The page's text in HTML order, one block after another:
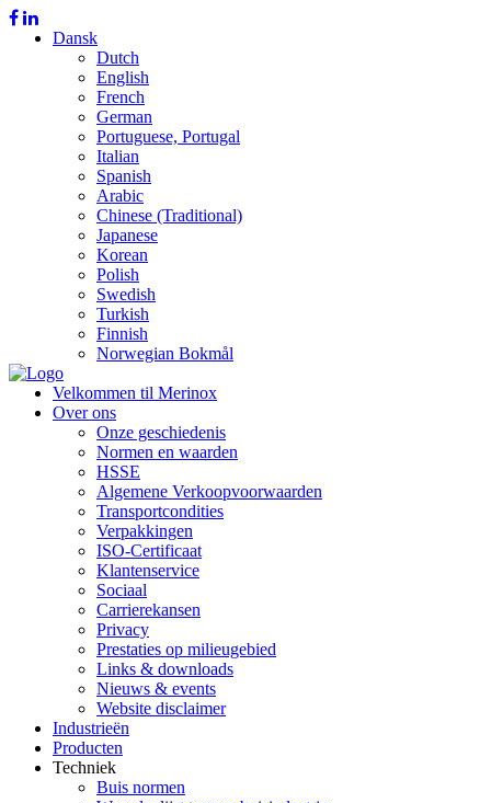
Dansk
Dutch
English
French
German
Portuguese, Portugal
Italian
Spanish
Arabic
Chinese (Traditional)
Japanese
Korean
Polish
Swedish
Turkish
Finnish
Norwegian Bokmål
Velkommen til Merinox
Over ons
Onze geschiedenis
Normen en waarden
HSSE
Algemene Verkoopvoorwaarden
Transportcondities
Verpakkingen
ISO-Certificaat
Klantenservice
Sociaal
Carrierekansen
Privacy
Prestaties op milieugebied
Links & downloads
Nieuws & events
Website disclaimer
Industrieën
Producten
Techniek
Buis normen